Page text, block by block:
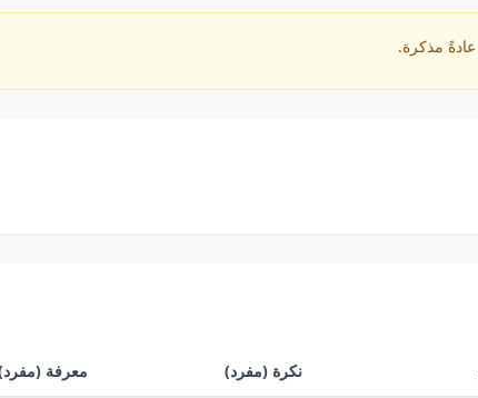
معرفة نكرة (مفرد)